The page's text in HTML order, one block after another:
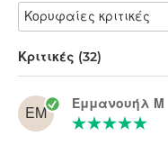
Ταξινόμηση κατά
Κριτικές (32)
ΕΜ
Εμμανουήλ Μ